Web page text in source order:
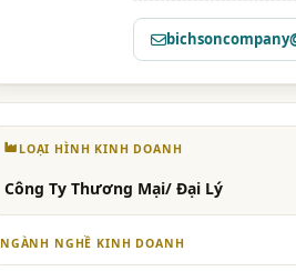
LOẠI HÌNH KINH DOANH
Công Ty Thương Mại/ Đại Lý
NGÀNH NGHỀ KINH DOANH